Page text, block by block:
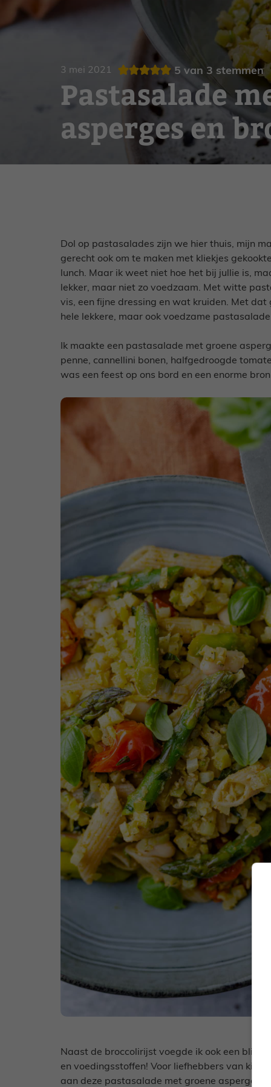
3 mei 2021 5 van 3 stemmen
Pastasalade
asperges en
Dol op pastasalades zijn we hier thuis, mijn
gerecht ook om te maken met kliekjes
lunch. Maar ik weet niet hoe het bij jullie is,
lekker, maar niet zo voedzaam. Met witte
vis, een fijne dressing en wat kruiden. Met
hele lekkere, maar ook voedzame
Ik maakte een pastasalade met groene
penne, cannellini bonen, halfgedroogde
was een feest op ons bord en een enorme
Naast de broccolirijst voegde ik ook een blikje
en voedingsstoffen! Voor liefhebbers van
aan deze pastasalade met groene asperges.